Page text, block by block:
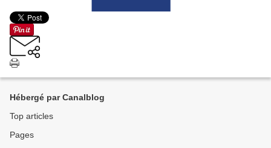
Hébergé par Canalblog
Top articles
Pages